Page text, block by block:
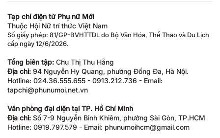
Tạp chí điện tử Phụ nữ Mới
Thuộc Hội Nữ trí thức Việt Nam
Số giấy phép: 81/GP-BVHTTDL do Bộ Văn Hóa, Thể Thao và Du Lịch
cấp ngày 12/6/2026.
Tổng biên tập: Chu Thị Thu Hằng
Địa chỉ: 94 Nguyễn Hy Quang, phường Đống Đa, Hà Nội.
Hotline: 024.36.555.655 - 0913.212.736 - Email:
tapchi@phunumoi.net.vn
Văn phòng đại diện tại TP. Hồ Chí Minh
Địa chỉ: Số 7-9 Nguyễn Bỉnh Khiêm, phường Sài Gòn, TP.HCM
Hotline: 0919.797.579 - Email: phunumoihcm@gmail.com